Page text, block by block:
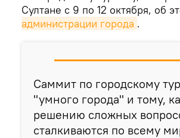
Султане с 9 по 12 октября, об
администрации города .
Саммит по городскому
"умного города" и тому,
решению сложных
сталкиваются по всему